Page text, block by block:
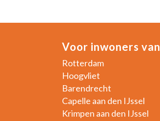
Voor inwoners van
Rotterdam
Hoogvliet
Barendrecht
Capelle aan den IJssel
Krimpen aan den IJssel